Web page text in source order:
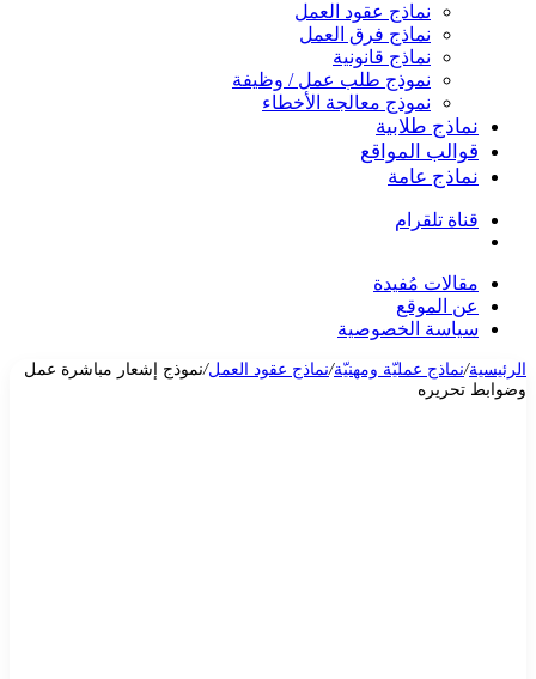
نماذج عقود العمل
نماذج فرق العمل
نماذج قانونية
نموذج طلب عمل / وظيفة
نموذج معالجة الأخطاء
نماذج طلابية
قوالب المواقع
نماذج عامة
قناة تلقرام
مقالات مُفيدة
عن الموقع
سياسة الخصوصية
الرئيسية/نماذج عمليّة ومهنيّة/نماذج عقود العمل/نموذج إشعار مباشرة عمل
وضوابط تحريره